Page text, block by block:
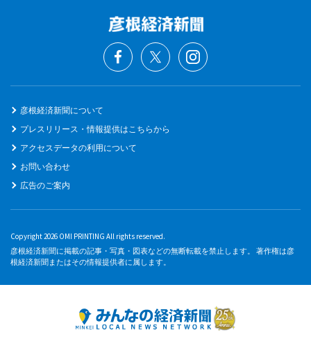
彦根経済新聞について
プレスリリース・情報提供はこちらから
アクセスデータの利用について
お問い合わせ
広告のご案内
Copyright 2026 OMI PRINTING All rights reserved.
彦根経済新聞に掲載の記事・写真・図表などの無断転載を禁止します。 著作権は彦
根経済新聞またはその情報提供者に属します。